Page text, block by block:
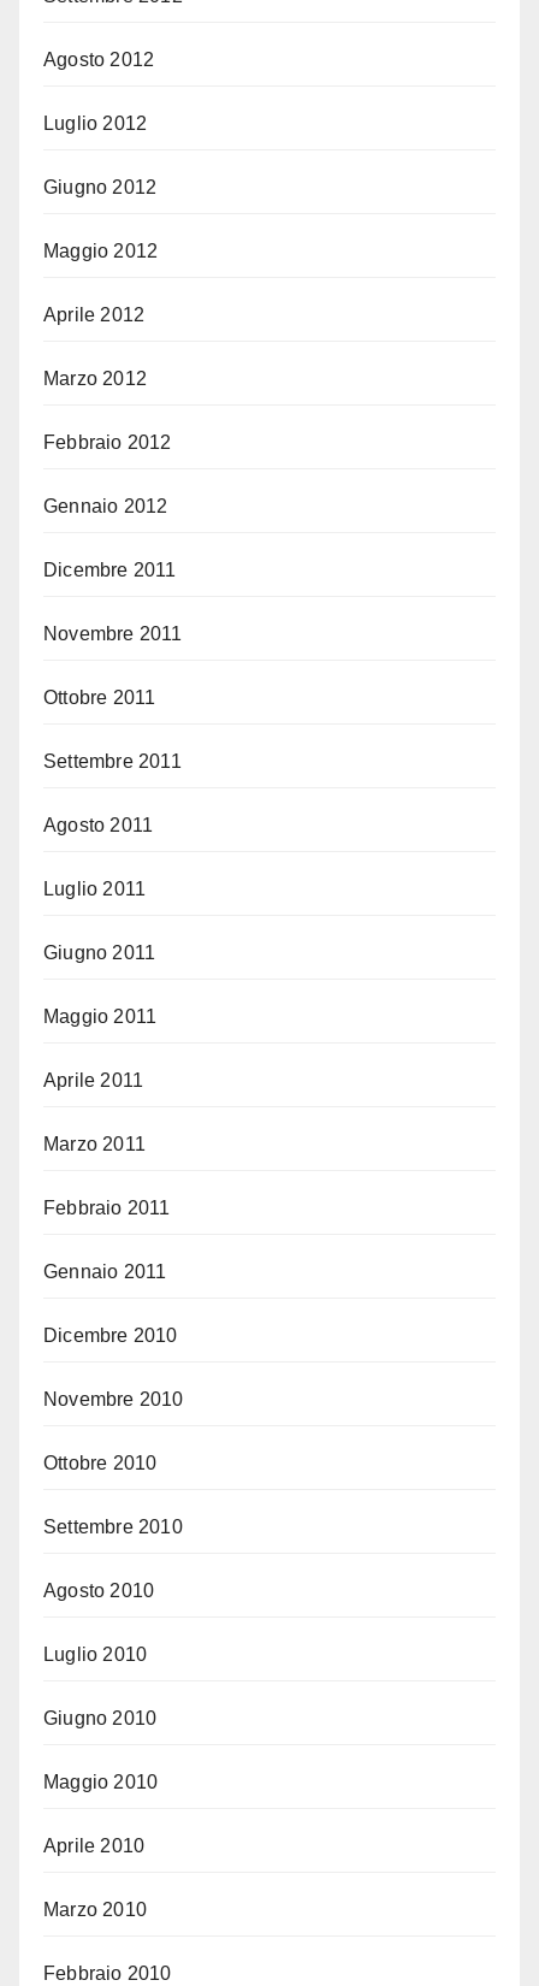
Agosto 2012
Luglio 2012
Giugno 2012
Maggio 2012
Aprile 2012
Marzo 2012
Febbraio 2012
Gennaio 2012
Dicembre 2011
Novembre 2011
Ottobre 2011
Settembre 2011
Agosto 2011
Luglio 2011
Giugno 2011
Maggio 2011
Aprile 2011
Marzo 2011
Febbraio 2011
Gennaio 2011
Dicembre 2010
Novembre 2010
Ottobre 2010
Settembre 2010
Agosto 2010
Luglio 2010
Giugno 2010
Maggio 2010
Aprile 2010
Marzo 2010
Febbraio 2010